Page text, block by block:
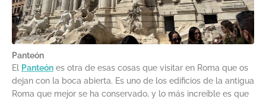
Panteón
El
Panteón es otra de esas cosas que visitar en Roma que os
dejan con la boca abierta. Es uno de los edificios de la antigua
Roma que mejor se ha conservado, y lo más increíble es que